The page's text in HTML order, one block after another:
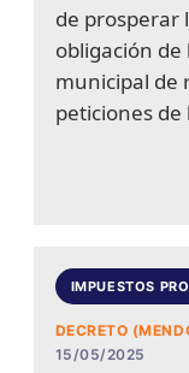
de prosperar
obligación
municipal de
peticiones
IMPUESTOS
DECRETO
15/05/2025